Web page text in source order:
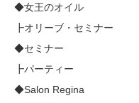
◆女王のオイル
┣オリーブ・セミナー
◆セミナー
┣パーティー
◆Salon Regina